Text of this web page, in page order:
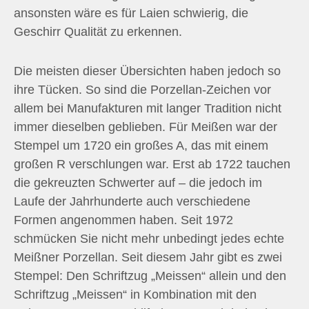
ansonsten wäre es für Laien schwierig, die
Geschirr Qualität zu erkennen.
Die meisten dieser Übersichten haben jedoch so
ihre Tücken. So sind die Porzellan-Zeichen vor
allem bei Manufakturen mit langer Tradition nicht
immer dieselben geblieben. Für Meißen war der
Stempel um 1720 ein großes A, das mit einem
großen R verschlungen war. Erst ab 1722 tauchen
die gekreuzten Schwerter auf – die jedoch im
Laufe der Jahrhunderte auch verschiedene
Formen angenommen haben. Seit 1972
schmücken Sie nicht mehr unbedingt jedes echte
Meißner Porzellan. Seit diesem Jahr gibt es zwei
Stempel: Den Schriftzug „Meissen“ allein und den
Schriftzug „Meissen“ in Kombination mit den